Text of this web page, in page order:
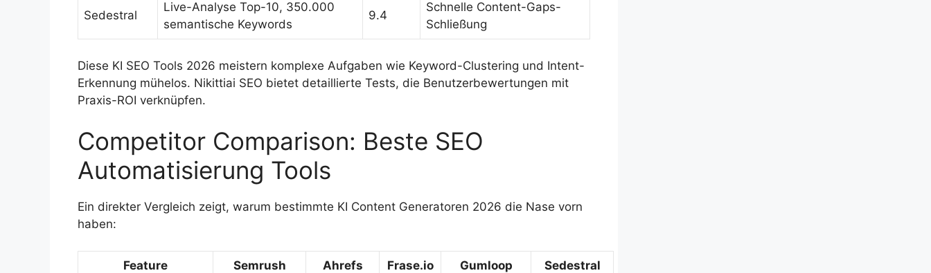
Sedestral
Live-Analyse Top-10, 350.000
semantische Keywords
9.4
Schnelle Content-Gaps-
Schließung
Diese KI SEO Tools 2026 meistern komplexe Aufgaben wie Keyword-Clustering und Intent-
Erkennung mühelos. Nikittiai SEO bietet detaillierte Tests, die Benutzerbewertungen mit
Praxis-ROI verknüpfen.
Competitor Comparison: Beste SEO
Automatisierung Tools
Ein direkter Vergleich zeigt, warum bestimmte KI Content Generatoren 2026 die Nase vorn
haben:
Feature Semrush Ahrefs Frase.io Gumloop Sedestral